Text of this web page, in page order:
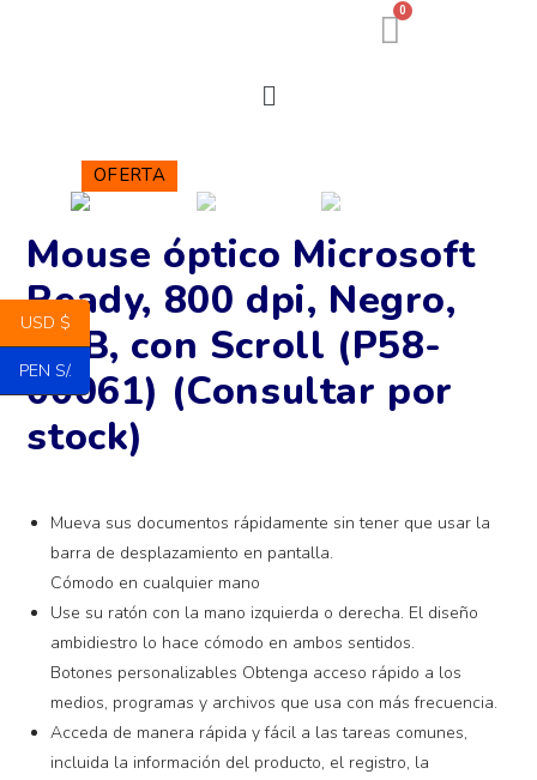
0
OFERTA
Mouse óptico Microsoft
Ready, 800 dpi, Negro,
USB, con Scroll (P58-
00061) (Consultar por
stock)
Mueva sus documentos rápidamente sin tener que usar la
barra de desplazamiento en pantalla.
Cómodo en cualquier mano
Use su ratón con la mano izquierda o derecha. El diseño
ambidiestro lo hace cómodo en ambos sentidos.
Botones personalizables Obtenga acceso rápido a los
medios, programas y archivos que usa con más frecuencia.
Acceda de manera rápida y fácil a las tareas comunes,
incluida la información del producto, el registro, la
USD $
PEN S/.